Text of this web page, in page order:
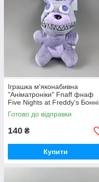
Іграшка м'яконабивна
"Аніматроніки" Fnaff фнаф
Five Nights at Freddy's Бонні
C 47561 “Кошмарики”, 21 см,
Готово до відправки
140 ₴
Купити